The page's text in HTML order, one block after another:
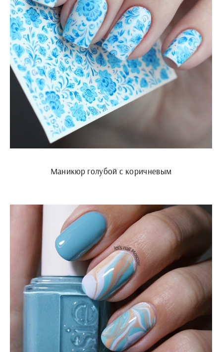
Маникюр голубой с коричневым